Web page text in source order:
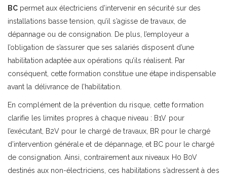
BC permet aux électriciens d’intervenir en sécurité sur des
installations basse tension, qu’il s’agisse de travaux, de
dépannage ou de consignation. De plus, l’employeur a
l’obligation de s’assurer que ses salariés disposent d’une
habilitation adaptée aux opérations qu’ils réalisent. Par
conséquent, cette formation constitue une étape indispensable
avant la délivrance de l’habilitation.
En complément de la prévention du risque, cette formation
clarifie les limites propres à chaque niveau : B1V pour
l’exécutant, B2V pour le chargé de travaux, BR pour le chargé
d’intervention générale et de dépannage, et BC pour le chargé
de consignation. Ainsi, contrairement aux niveaux H0 B0V
destinés aux non-électriciens, ces habilitations s’adressent à des